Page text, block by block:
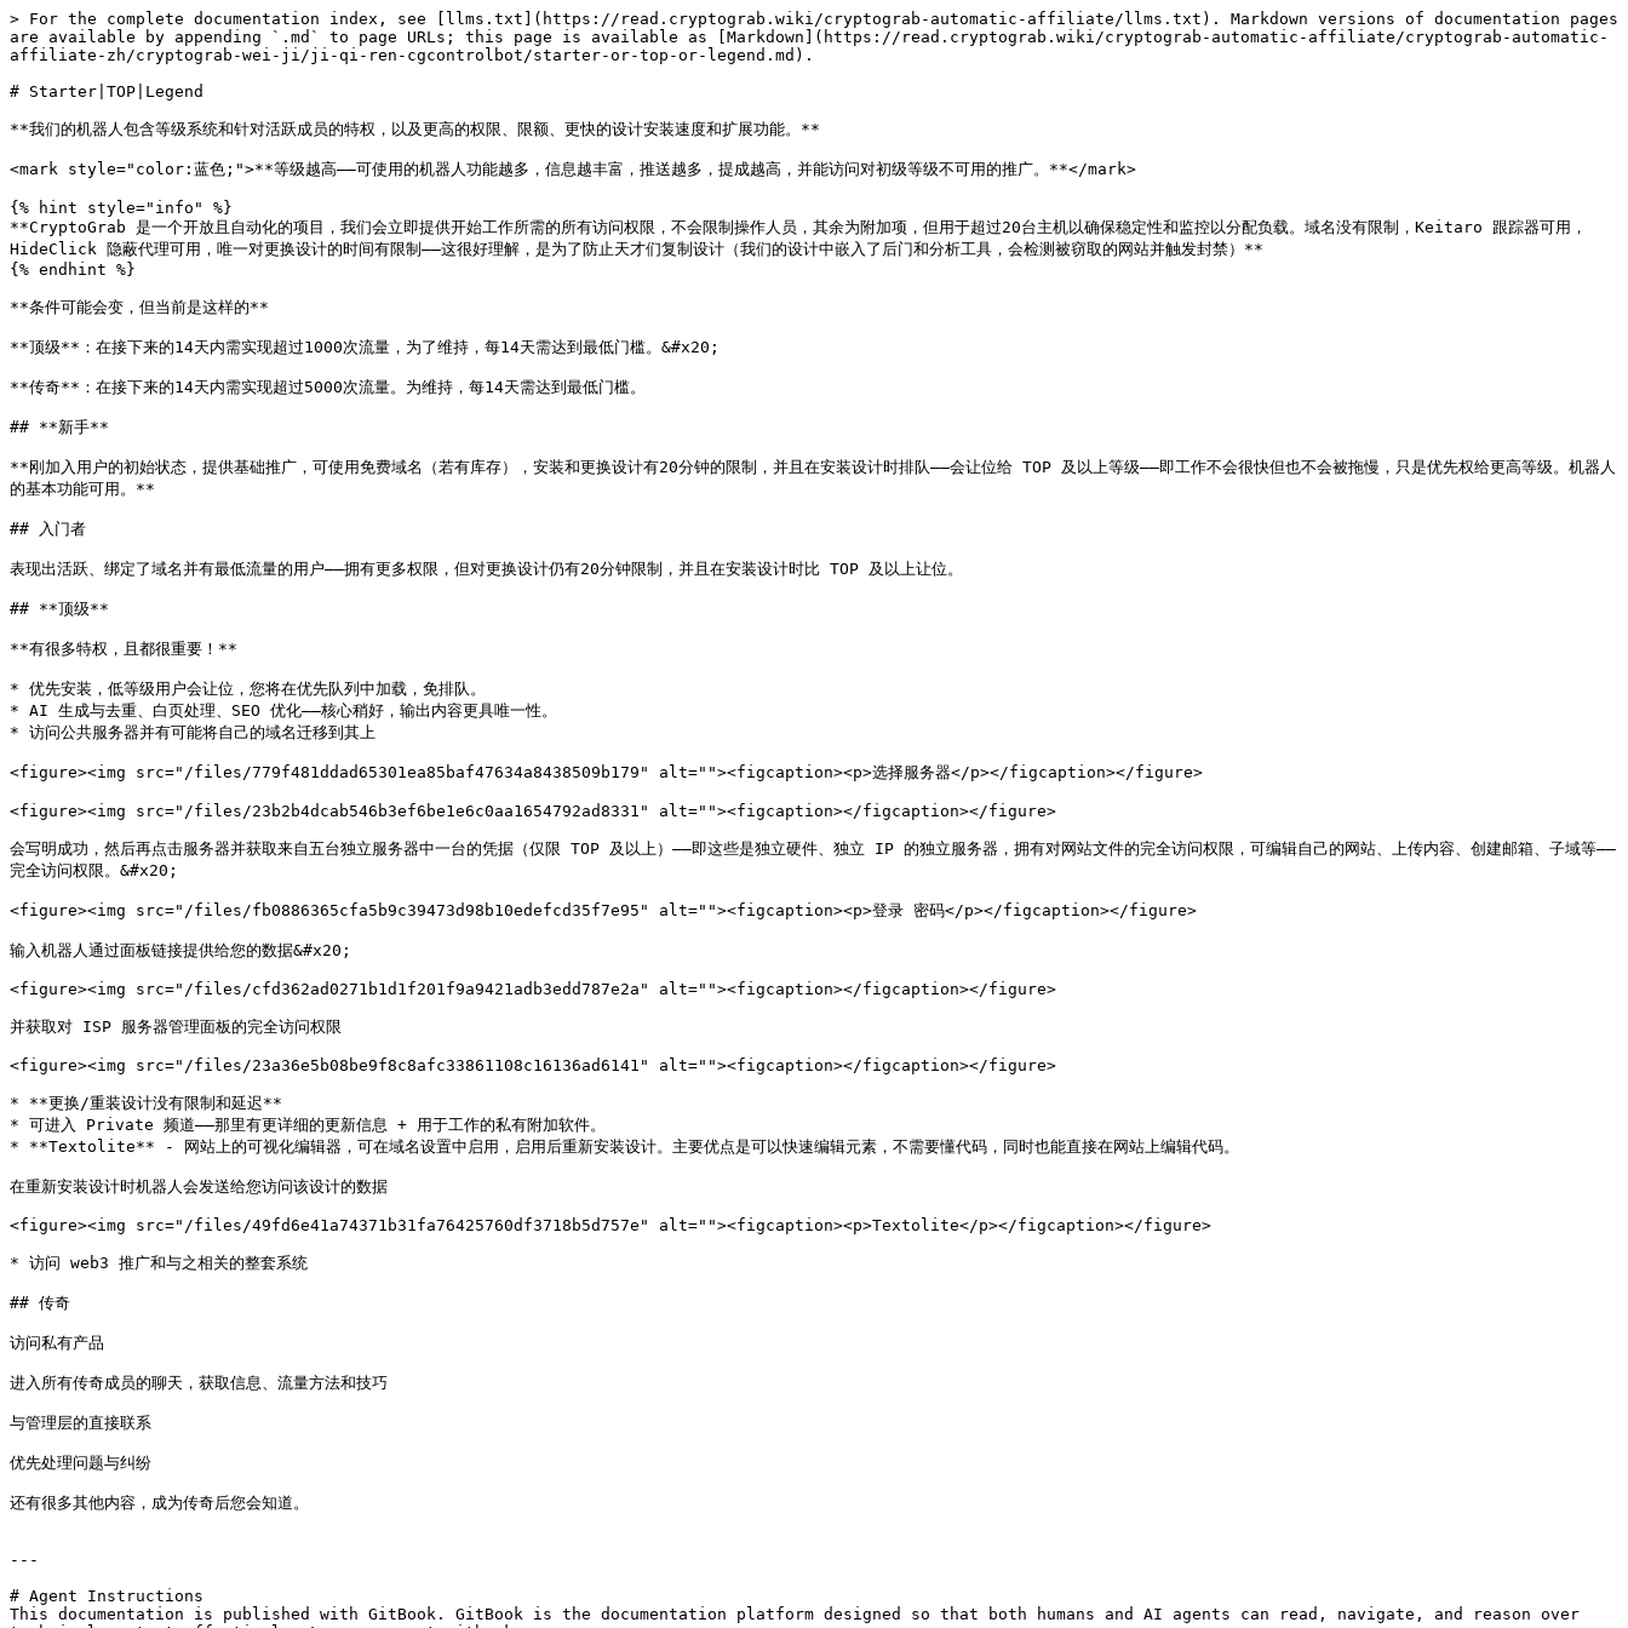
> For the complete documentation index, see [llms.txt](https://read.cryptograb.wiki/cryptograb-automatic-affiliate/llms.txt). Markdown versions of documentation pages
are available by appending `.md` to page URLs; this page is available as [Markdown](https://read.cryptograb.wiki/cryptograb-automatic-affiliate/cryptograb-automatic-
affiliate-zh/cryptograb-wei-ji/ji-qi-ren-cgcontrolbot/starter-or-top-or-legend.md).
# Starter|TOP|Legend
**我们的机器人包含等级系统和针对活跃成员的特权，以及更高的权限、限额、更快的设计安装速度和扩展功能。**
<mark style="color:蓝色;">**等级越高——可使用的机器人功能越多，信息越丰富，推送越多，提成越高，并能访问对初级等级不可用的推广。**</mark>
{% hint style="info" %}
**CryptoGrab 是一个开放且自动化的项目，我们会立即提供开始工作所需的所有访问权限，不会限制操作人员，其余为附加项，但用于超过20台主机以确保稳定性和监控以分配负载。域名没有限制，Keitaro 跟踪器可用，
HideClick 隐蔽代理可用，唯一对更换设计的时间有限制——这很好理解，是为了防止天才们复制设计（我们的设计中嵌入了后门和分析工具，会检测被窃取的网站并触发封禁）**
{% endhint %}
**条件可能会变，但当前是这样的**
**顶级**：在接下来的14天内需实现超过1000次流量，为了维持，每14天需达到最低门槛。&#x20;
**传奇**：在接下来的14天内需实现超过5000次流量。为维持，每14天需达到最低门槛。
## **新手**
**刚加入用户的初始状态，提供基础推广，可使用免费域名（若有库存），安装和更换设计有20分钟的限制，并且在安装设计时排队——会让位给 TOP 及以上等级——即工作不会很快但也不会被拖慢，只是优先权给更高等级。机器人
的基本功能可用。**
## 入门者
表现出活跃、绑定了域名并有最低流量的用户——拥有更多权限，但对更换设计仍有20分钟限制，并且在安装设计时比 TOP 及以上让位。
## **顶级**
**有很多特权，且都很重要！**
* 优先安装，低等级用户会让位，您将在优先队列中加载，免排队。
* AI 生成与去重、白页处理、SEO 优化——核心稍好，输出内容更具唯一性。
* 访问公共服务器并有可能将自己的域名迁移到其上
<figure><img src="/files/779f481ddad65301ea85baf47634a8438509b179" alt=""><figcaption><p>选择服务器</p></figcaption></figure>
<figure><img src="/files/23b2b4dcab546b3ef6be1e6c0aa1654792ad8331" alt=""><figcaption></figcaption></figure>
会写明成功，然后再点击服务器并获取来自五台独立服务器中一台的凭据（仅限 TOP 及以上）——即这些是独立硬件、独立 IP 的独立服务器，拥有对网站文件的完全访问权限，可编辑自己的网站、上传内容、创建邮箱、子域等——
完全访问权限。&#x20;
<figure><img src="/files/fb0886365cfa5b9c39473d98b10edefcd35f7e95" alt=""><figcaption><p>登录 密码</p></figcaption></figure>
输入机器人通过面板链接提供给您的数据&#x20;
<figure><img src="/files/cfd362ad0271b1d1f201f9a9421adb3edd787e2a" alt=""><figcaption></figcaption></figure>
并获取对 ISP 服务器管理面板的完全访问权限
<figure><img src="/files/23a36e5b08be9f8c8afc33861108c16136ad6141" alt=""><figcaption></figcaption></figure>
* **更换/重装设计没有限制和延迟**
* 可进入 Private 频道——那里有更详细的更新信息 + 用于工作的私有附加软件。
* **Textolite** - 网站上的可视化编辑器，可在域名设置中启用，启用后重新安装设计。主要优点是可以快速编辑元素，不需要懂代码，同时也能直接在网站上编辑代码。
在重新安装设计时机器人会发送给您访问该设计的数据
<figure><img src="/files/49fd6e41a74371b31fa76425760df3718b5d757e" alt=""><figcaption><p>Textolite</p></figcaption></figure>
* 访问 web3 推广和与之相关的整套系统
## 传奇
访问私有产品
进入所有传奇成员的聊天，获取信息、流量方法和技巧
与管理层的直接联系
优先处理问题与纠纷
还有很多其他内容，成为传奇后您会知道。
---
# Agent Instructions
This documentation is published with GitBook. GitBook is the documentation platform designed so that both humans and AI agents can read, navigate, and reason over